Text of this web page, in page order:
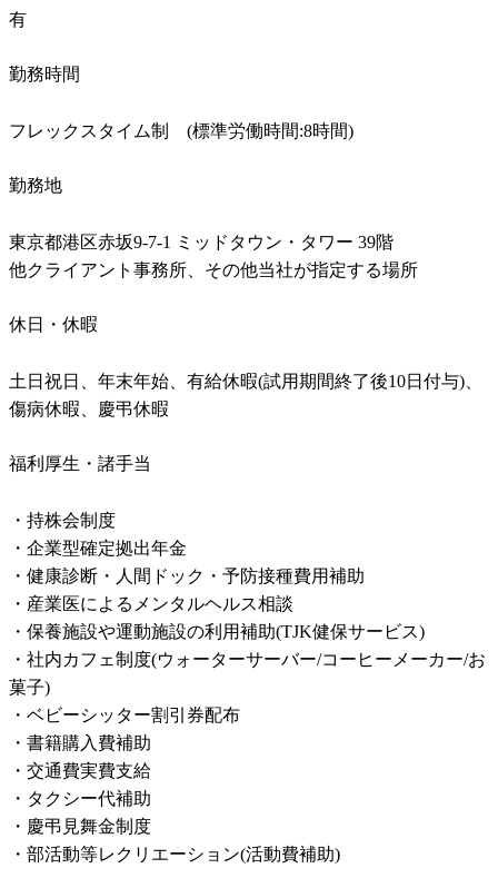
有
勤務時間
フレックスタイム制　(標準労働時間:8時間)
勤務地
東京都港区赤坂9-7-1 ミッドタウン・タワー 39階
他クライアント事務所、その他当社が指定する場所
休日・休暇
土日祝日、年末年始、有給休暇(試用期間終了後10日付与)、
傷病休暇、慶弔休暇
福利厚生・諸手当
・持株会制度
・企業型確定拠出年金
・健康診断・人間ドック・予防接種費用補助
・産業医によるメンタルヘルス相談
・保養施設や運動施設の利用補助(TJK健保サービス)
・社内カフェ制度(ウォーターサーバー/コーヒーメーカー/お
菓子)
・ベビーシッター割引券配布
・書籍購入費補助
・交通費実費支給
・タクシー代補助
・慶弔見舞金制度
・部活動等レクリエーション(活動費補助)